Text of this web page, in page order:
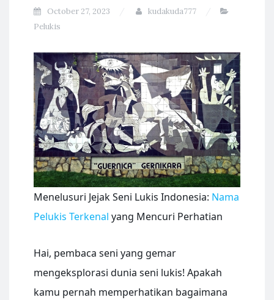
October 27, 2023
kudakuda777
Pelukis
Menelusuri Jejak Seni Lukis Indonesia: Nama
Pelukis Terkenal yang Mencuri Perhatian
Hai, pembaca seni yang gemar
mengeksplorasi dunia seni lukis! Apakah
kamu pernah memperhatikan bagaimana